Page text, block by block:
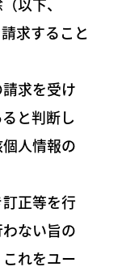
求すること
求を受け
と判断し
人情報の
正等を行
ない旨の
れをユー